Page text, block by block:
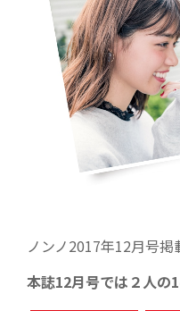
ノンノ2017年12月号掲
本誌12月号では２人の